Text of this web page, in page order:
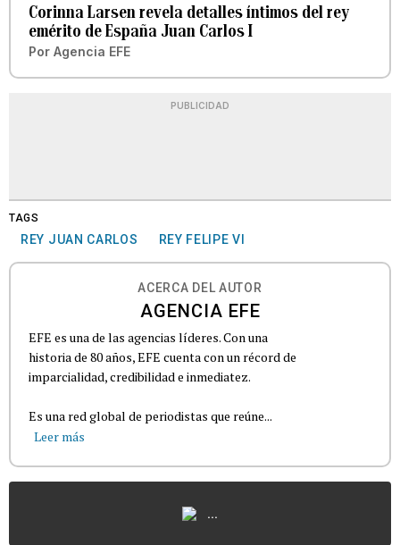
Corinna Larsen revela detalles íntimos del rey
emérito de España Juan Carlos I
Por Agencia EFE
PUBLICIDAD
TAGS
REY JUAN CARLOS REY FELIPE VI
ACERCA DEL AUTOR
AGENCIA EFE
EFE es una de las agencias líderes. Con una
historia de 80 años, EFE cuenta con un récord de
imparcialidad, credibilidad e inmediatez.
Es una red global de periodistas que reúne...
Leer más
...